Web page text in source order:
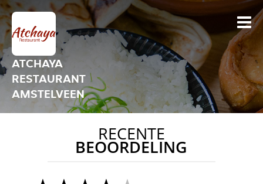
ATCHAYA
RESTAURANT
AMSTELVEEN
RECENTE
BEOORDELING